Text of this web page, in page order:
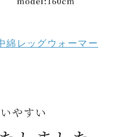
綿レッグウォーマー